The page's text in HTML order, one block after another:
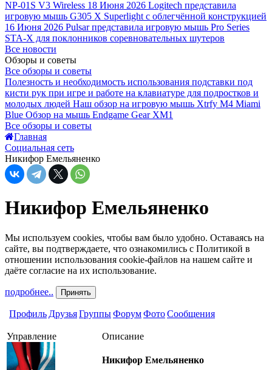
NP-01S V3 Wireless 18 Июня 2026 Logitech представила
игровую мышь G305 X Superlight с облегчённой конструкцией
16 Июня 2026 Pulsar представила игровую мышь Pro Series
STA-X для поклонников соревновательных шутеров
Все новости
Обзоры и советы
Все обзоры и советы
Полезность и необходимость использования подставки под
кисти рук при игре и работе на клавиатуре для подростков и
молодых людей Наш обзор на игровую мышь Xtrfy M4 Miami
Blue Обзор на мышь Endgame Gear XM1
Все обзоры и советы
Главная
Социальная сеть
Никифор Емельяненко
Никифор Емельяненко
Мы используем cookies, чтобы вам было удобно. Оставаясь на
сайте, вы подтверждаете, что ознакомились с Политикой в
отношении использования cookie-файлов на нашем сайте и
даёте согласие на их использование.
подробнее.. Принять
Профиль ДрузьяГруппыФорумФотоСообщения
Управление Описание
Никифор Емельяненко